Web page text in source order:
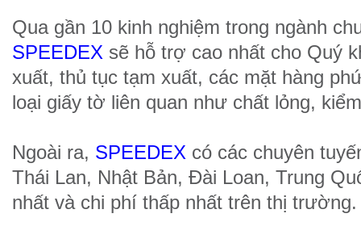
Qua gần 10 kinh nghiệm trong ngành
SPEEDEX sẽ hỗ trợ cao nhất cho Quý
xuất, thủ tục tạm xuất, các mặt hàng
loại giấy tờ liên quan như chất lỏng,
Ngoài ra, SPEEDEX có các chuyên
Thái Lan, Nhật Bản, Đài Loan, Trung
nhất và chi phí thấp nhất trên thị trường.